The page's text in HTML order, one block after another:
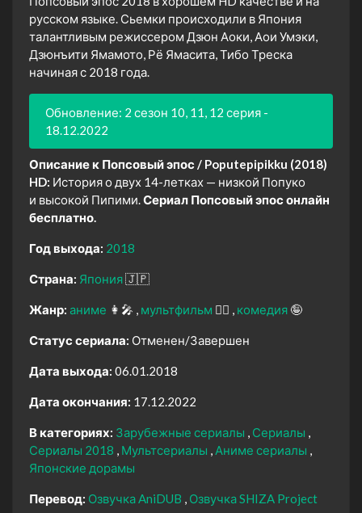
русском языке. Сьемки происходили в Япония
талантливым режиссером Дзюн Аоки, Аои Умэки,
Дзюнъити Ямамото, Рё Ямасита, Тибо Треска
начиная с 2018 года.
Обновление: 2 сезон 10, 11, 12 серия -
18.12.2022
Описание к Попсовый эпос / Poputepipikku (2018)
HD: История о двух 14-летках — низкой Попуко
и высокой Пипими. Сериал Попсовый эпос онлайн
бесплатно.
Год выхода: 2018
Страна: Япония🇯🇵
Жанр: аниме 👩‍🎤 мультфильм 🧚‍♀️ комедия 🤪
Статус сериала: Отменен/Завершен
Дата выхода: 06.01.2018
Дата окончания: 17.12.2022
В категориях: Зарубежные сериалы
Сериалы
Сериалы 2018
Мультсериалы
Аниме сериалы
Японские дорамы
Перевод: Озвучка AniDUB Озвучка SHIZA Project